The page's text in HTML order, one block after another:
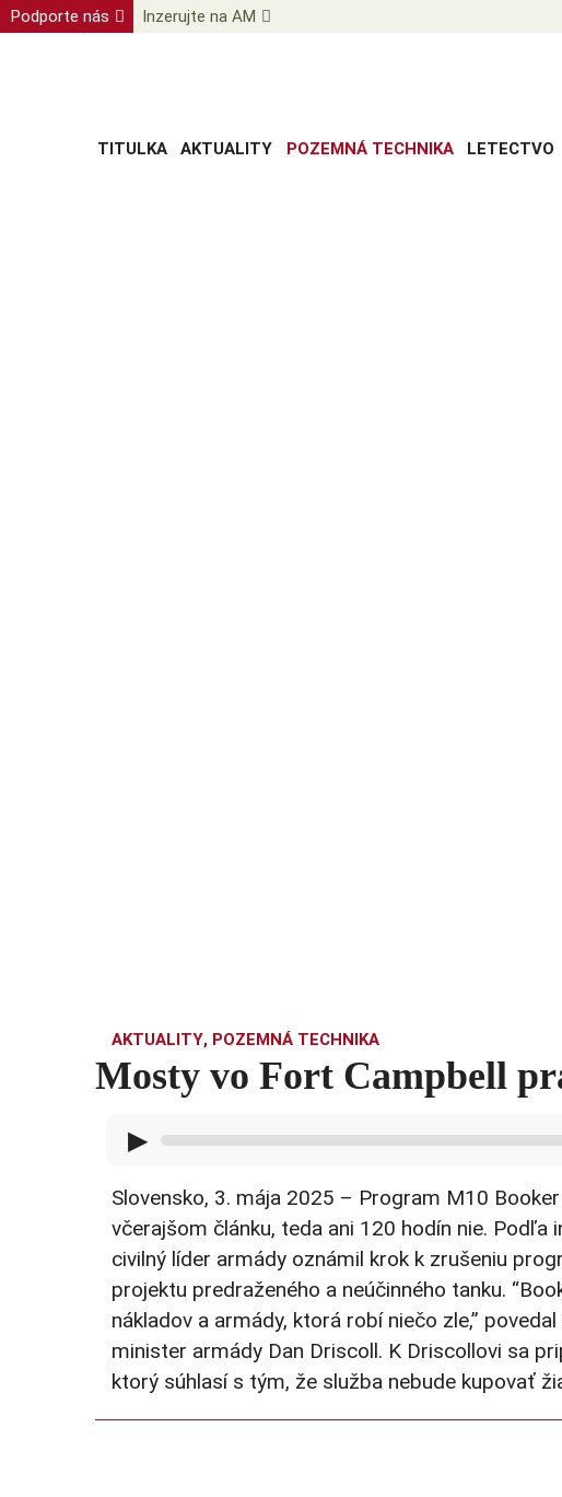
Podporte nás Inzerujte na AM
TITULKA AKTUALITY POZEMNÁ TECHNIKA LETECTVO
AKTUALITY, POZEMNÁ TECHNIKA
Mosty vo Fort Campbell
▶
Slovensko, 3. mája 2025 – Program M10
včerajšom článku, teda ani 120 hodín nie.
civilný líder armády oznámil krok k zrušeniu
projektu predraženého a neúčinného tanku.
nákladov a armády, ktorá robí niečo zle,”
minister armády Dan Driscoll. K Driscollovi sa
ktorý súhlasí s tým, že služba nebude kupovať